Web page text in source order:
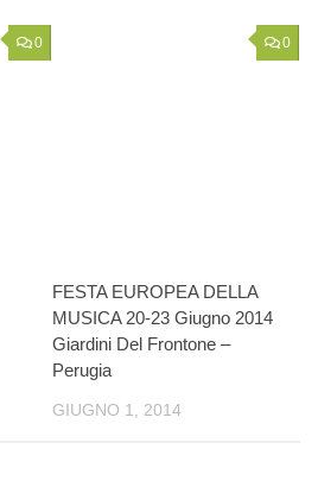
0 0
FESTA EUROPEA DELLA
MUSICA 20-23 Giugno 2014
Giardini Del Frontone –
Perugia
GIUGNO 1, 2014